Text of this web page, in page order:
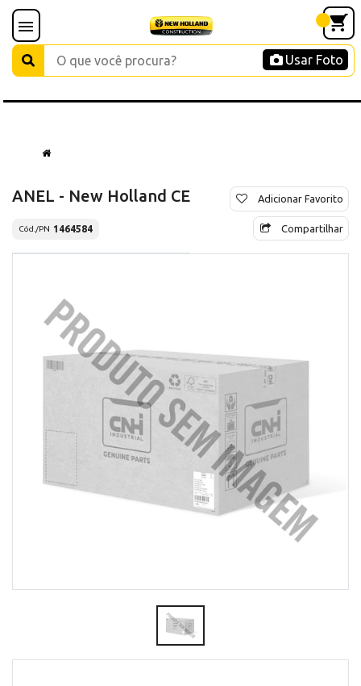
Usar Foto
ANEL - New Holland CE
Cód./PN 1464584
Adicionar Favorito
Compartilhar